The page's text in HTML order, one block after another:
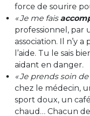
force de sourire
« Je me fais
professionnel, par
association. Il n’y
l’aide. Tu le sais
aidant en danger.
« Je prends soin de
chez le médecin,
sport doux, un
chaud… Chacun